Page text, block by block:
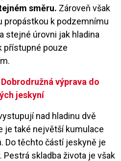
směru. Zároveň však
propástkou k podzemnímu
stejné úrovni jak hladina
přístupné pouze
výprava do
jeskyní
nad hladinu dvě
je také největší kumulace
Do těchto částí jeskyně je
skladba života je však